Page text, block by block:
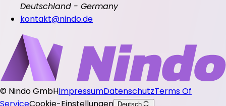
Deutschland - Germany
kontakt@nindo.de
© Nindo GmbHImpressumDatenschutzTerms Of
ServiceCookie-Einstellungen Deutsch